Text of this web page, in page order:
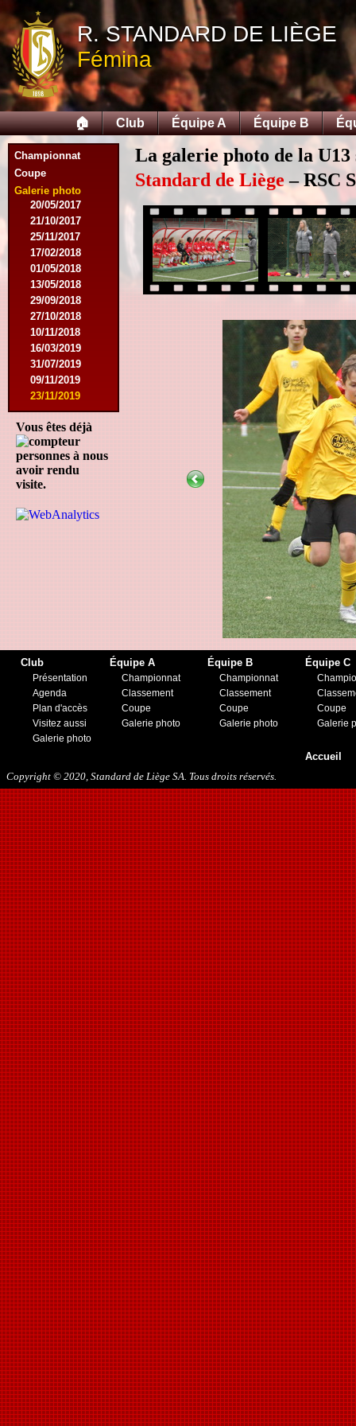
R. STANDARD DE LIÈGE
Fémina
🏠 Club Équipe A Équipe B
Championnat
Coupe
Galerie photo
12/09/2015
26/09/2015
03/10/2015
28/11/2015
09/03/2016
09/04/2016
13/04/2016
16/05/2016
09/08/2016
08/10/2016
01/03/2017
06/05/2017
20/05/2017
21/10/2017
25/11/2017
17/02/2018
01/05/2018
13/05/2018
29/09/2018
27/10/2018
10/11/2018
16/03/2019
31/07/2019
09/11/2019
23/11/2019
Vous êtes déjà
personnes à nous
avoir rendu
visite.
La galerie photo de la U13
Standard de Liège– RSC
Club
Présentation
Agenda
Plan d'accès
Visitez aussi
Galerie photo
Équipe A
Championnat
Classement
Coupe
Galerie photo
Équipe B
Championnat
Classement
Coupe
Galerie photo
Équipe C
Coupe
Galerie
Accueil
Copyright © 2020, Standard de Liège SA. Tous droits réservés.